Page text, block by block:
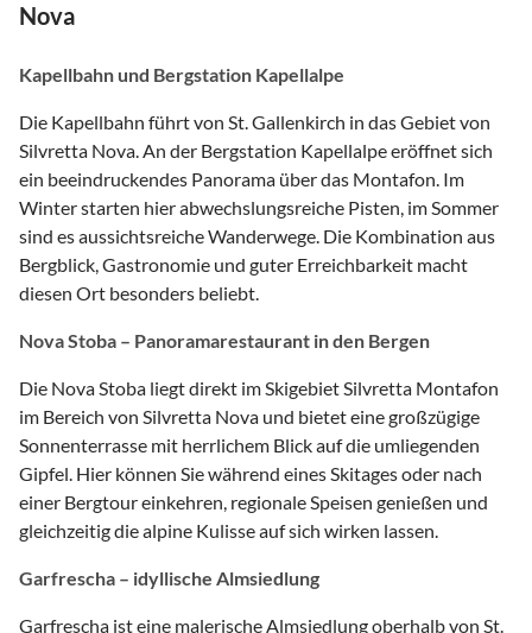
Nova
Kapellbahn und Bergstation Kapellalpe
Die Kapellbahn führt von St. Gallenkirch in das Gebiet von
Silvretta Nova. An der Bergstation Kapellalpe eröffnet sich
ein beeindruckendes Panorama über das Montafon. Im
Winter starten hier abwechslungsreiche Pisten, im Sommer
sind es aussichtsreiche Wanderwege. Die Kombination aus
Bergblick, Gastronomie und guter Erreichbarkeit macht
diesen Ort besonders beliebt.
Nova Stoba – Panoramarestaurant in den Bergen
Die Nova Stoba liegt direkt im Skigebiet Silvretta Montafon
im Bereich von Silvretta Nova und bietet eine großzügige
Sonnenterrasse mit herrlichem Blick auf die umliegenden
Gipfel. Hier können Sie während eines Skitages oder nach
einer Bergtour einkehren, regionale Speisen genießen und
gleichzeitig die alpine Kulisse auf sich wirken lassen.
Garfrescha – idyllische Almsiedlung
Garfrescha ist eine malerische Almsiedlung oberhalb von St.